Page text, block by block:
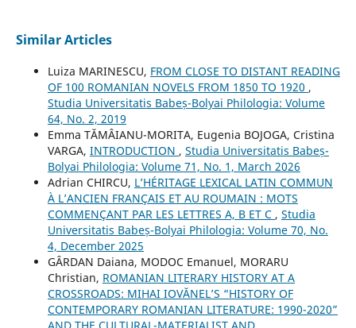
Similar Articles
Luiza MARINESCU, FROM CLOSE TO DISTANT READING
OF 100 ROMANIAN NOVELS FROM 1850 TO 1920 ,
Studia Universitatis Babeș-Bolyai Philologia: Volume
64, No. 2, 2019
Emma TĂMÂIANU-MORITA, Eugenia BOJOGA, Cristina
VARGA, INTRODUCTION , Studia Universitatis Babeș-
Bolyai Philologia: Volume 71, No. 1, March 2026
Adrian CHIRCU, L’HÉRITAGE LEXICAL LATIN COMMUN
À L’ANCIEN FRANÇAIS ET AU ROUMAIN : MOTS
COMMENÇANT PAR LES LETTRES A, B ET C , Studia
Universitatis Babeș-Bolyai Philologia: Volume 70, No.
4, December 2025
GÂRDAN Daiana, MODOC Emanuel, MORARU
Christian, ROMANIAN LITERARY HISTORY AT A
CROSSROADS: MIHAI IOVĂNEL’S “HISTORY OF
CONTEMPORARY ROMANIAN LITERATURE: 1990-2020”